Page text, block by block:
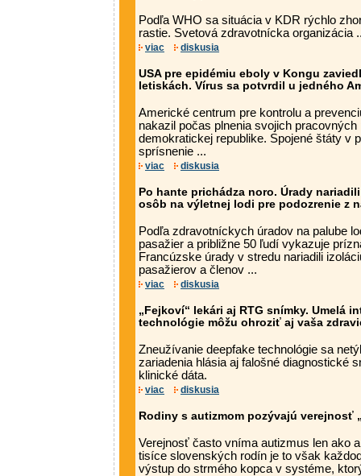
Podľa WHO sa situácia v KDR rýchlo
rastie. Svetová zdravotnícka organizácia
viac diskusia
USA pre epidémiu eboly v Kongu
letiskách. Vírus sa potvrdil u jedného
Americké centrum pre kontrolu a
nakazil počas plnenia svojich
demokratickej republike. Spojené štáty v
sprísnenie ...
viac diskusia
Po hante prichádza noro. Úrady
osôb na výletnej lodi pre podozrenie z
Podľa zdravotníckych úradov na palube
pasažier a približne 50 ľudí vykazuje
Francúzske úrady v stredu nariadili
pasažierov a členov ...
viac diskusia
„Fejkoví“ lekári aj RTG snímky. Umelá
technológie môžu ohroziť aj vaša
Zneužívanie deepfake technológie sa
zariadenia hlásia aj falošné diagnostické
klinické dáta.
viac diskusia
Rodiny s autizmom pozývajú verejnosť
Verejnosť často vníma autizmus len ako
tisíce slovenských rodín je to však
výstup do strmého kopca v systéme,